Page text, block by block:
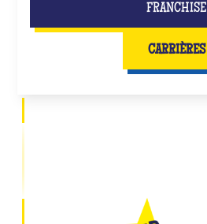
FRANCHISE
CARRIÈRES